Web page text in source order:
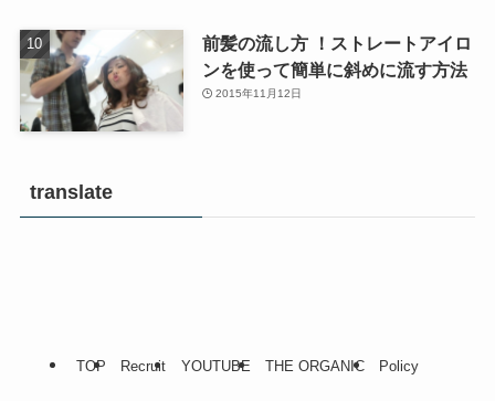
前髪の流し方 ！ストレートアイロ
ンを使って簡単に斜めに流す方法
2015年11月12日
translate
TOP Recruit YOUTUBE THE ORGANIC Policy